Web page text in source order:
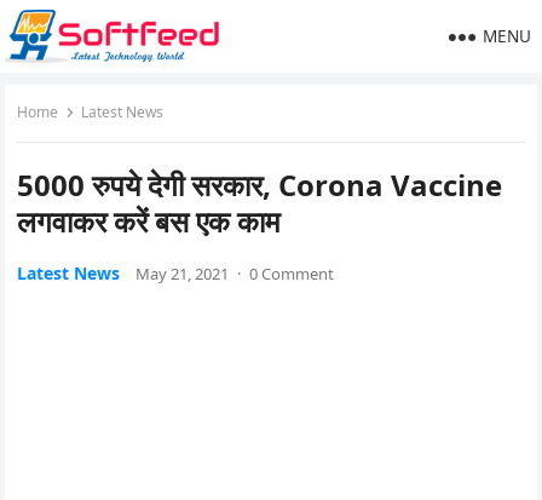
MENU
Home Latest News
5000 रुपये देगी सरकार, Corona Vaccine
लगवाकर करें बस एक काम
Latest News May 21, 2021 · 0 Comment